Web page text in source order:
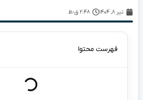
تیر ۸, ۱۴۰۴ ۲:۴۸ ق٫ظ
فهرست محتوا